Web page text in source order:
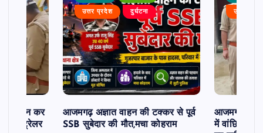
से दर्शन कर
खड़े ट्रेलर
उत्तर प्रदेश दुर्घटना
आजमगढ़ अज्ञात वाहन की टक्कर से पूर्व
SSB सुबेदार की मौत,मचा कोहराम
उत्तर
आजमगढ़ 43
में वांछित